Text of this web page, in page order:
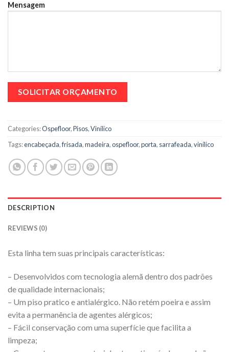
Mensagem
Categories:Ospefloor,Pisos,Vinílico
Tags:encabeçada,frisada,madeira,ospefloor,porta, sarrafeada,vinílico
DESCRIPTION
REVIEWS (0)
Esta linha tem suas principais características:
– Desenvolvidos com tecnologia alemã dentro dos padrões
de qualidade internacionais;
– Um piso pratico e antialérgico. Não retém poeira e assim
evita a permanência de agentes alérgicos;
– Fácil conservação com uma superfície que facilita a
limpeza;